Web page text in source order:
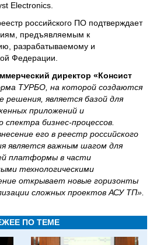
Electronics.
российского ПО подтверждает
предъявляемым к
разрабатываемому и
Федерации.
директор «Консист
ТУРБО, на которой создаются
решения, является базой для
приложений и
бизнес-процессов.
его в реестр российского
является важным шагом для
платформы в части
технологическими
открывает новые горизонты
сложных проектов АСУ ТП».
ПО ТЕМЕ